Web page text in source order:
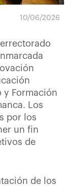
10/06/2026
y Formación
Los
por los
un fin
de
de los